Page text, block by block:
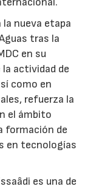
la nueva etapa
tras la
en su
actividad de
como en
refuerza la
el ámbito
formación de
en tecnologías
es una de